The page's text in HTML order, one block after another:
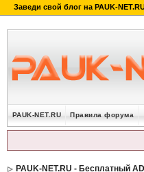
PAUK-NET.RU Правила форума
PAUK-NET.RU - Бесплатный